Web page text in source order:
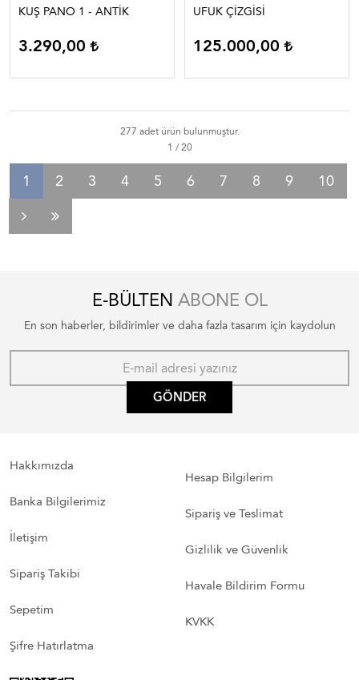
KUŞ PANO 1 - ANTİK
3.290,00
UFUK ÇİZGİSİ
125.000,00
277 adet ürün bulunmuştur.
1 2 3 4 5 6 7 8 9 10
E-BÜLTEN ABONE OL
En son haberler, bildirimler ve daha fazla tasarım için kaydolun
GÖNDER
Hakkımızda
Banka Bilgilerimiz
İletişim
Sipariş Takibi
Sepetim
Şifre Hatırlatma
Hesap Bilgilerim
Sipariş ve Teslimat
Gizlilik ve Güvenlik
Havale Bildirim Formu
KVKK